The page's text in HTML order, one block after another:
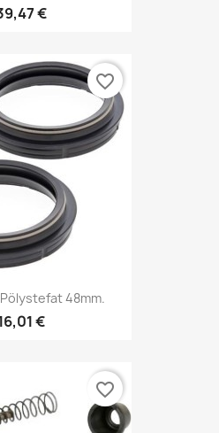
€
48mm.
€
favorite_border
favorite_border